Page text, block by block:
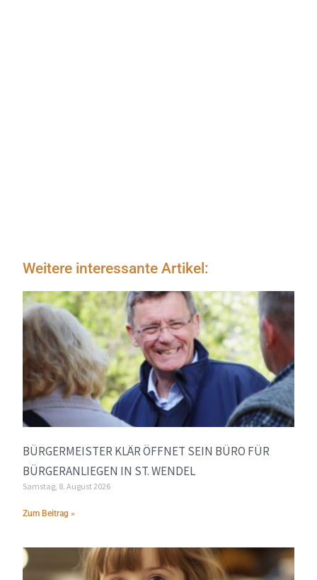
Weitere interessante Artikel:
BÜRGERMEISTER KLÄR ÖFFNET SEIN BÜRO FÜR
BÜRGERANLIEGEN IN ST. WENDEL
Samstag, 8. August 2026
Zum Beitrag »